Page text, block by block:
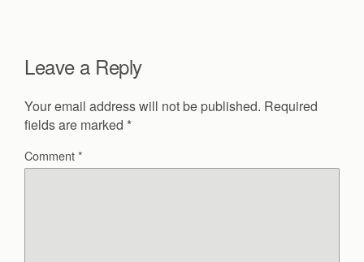
Leave a Reply
Your email address will not be published. Required
fields are marked *
Comment*